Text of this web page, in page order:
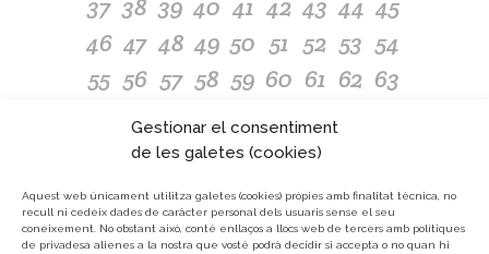
Gestionar el consentiment
de les galetes (cookies)
Aquest web únicament utilitza galetes (cookies) pròpies amb finalitat tècnica, no
recull ni cedeix dades de caràcter personal dels usuaris sense el seu
coneixement.
No obstant això, conté enllaços a llocs web de tercers amb polítiques
de privadesa alienes a la nostra que vostè podrà decidir si accepta o no quan hi
37 38 39 40 41 42 43 44 45
46 47 48 49 50 51 52 53 54
55 56 57 58 59 60 61 62 63
65 66 69
74 75 76 77 78 79
82 83 84 85 86 87 88 89 90
91 92 93 94 95 96 97 98